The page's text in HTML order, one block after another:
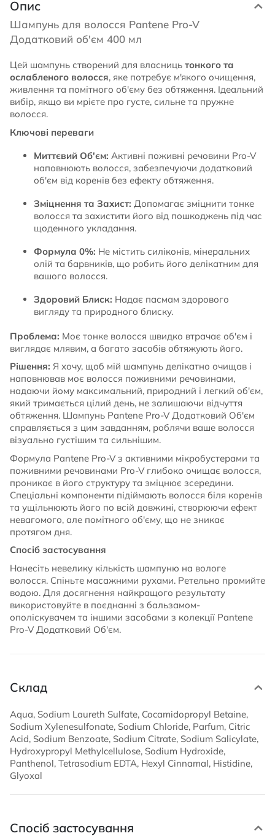
Опис
Шампунь для волосся Pantene Pro-V
Додатковий об'єм 400 мл
Цей шампунь створений для власниць тонкого та
ослабленого волосся, яке потребує м'якого очищення,
живлення та помітного об'єму без обтяження. Ідеальний
вибір, якщо ви мрієте про густе, сильне та пружне
волосся.
Ключові переваги
Миттєвий Об'єм: Активні поживні речовини Pro-V
наповнюють волосся, забезпечуючи додатковий
об'єм від коренів без ефекту обтяження.
Зміцнення та Захист: Допомагає зміцнити тонке
волосся та захистити його від пошкоджень під час
щоденного укладання.
Формула 0%: Не містить силіконів, мінеральних
олій та барвників, що робить його делікатним для
вашого волосся.
Здоровий Блиск: Надає пасмам здорового
вигляду та природного блиску.
Проблема: Моє тонке волосся швидко втрачає об'єм і
виглядає млявим, а багато засобів обтяжують його.
Рішення: Я хочу, щоб мій шампунь делікатно очищав і
наповнював моє волосся поживними речовинами,
надаючи йому максимальний, природний і легкий об'єм,
який тримається цілий день, не залишаючи відчуття
обтяження. Шампунь Pantene Pro-V Додатковий Об'єм
справляється з цим завданням, роблячи ваше волосся
візуально густішим та сильнішим.
Формула Pantene Pro-V з активними мікробустерами та
поживними речовинами Pro-V глибоко очищає волосся,
проникає в його структуру та зміцнює зсередини.
Спеціальні компоненти підіймають волосся біля коренів
та ущільнюють його по всій довжині, створюючи ефект
невагомого, але помітного об'єму, що не зникає
протягом дня.
Спосіб застосування
Нанесіть невелику кількість шампуню на вологе
волосся. Спіньте масажними рухами. Ретельно промийте
водою. Для досягнення найкращого результату
використовуйте в поєднанні з бальзамом-
ополіскувачем та іншими засобами з колекції Pantene
Pro-V Додатковий Об'єм.
Склад
Aqua, Sodium Laureth Sulfate, Cocamidopropyl Betaine,
Sodium Xylenesulfonate, Sodium Chloride, Parfum, Citric
Acid, Sodium Benzoate, Sodium Citrate, Sodium Salicylate,
Hydroxypropyl Methylcellulose, Sodium Hydroxide,
Panthenol, Tetrasodium EDTA, Hexyl Cinnamal, Histidine,
Glyoxal
Спосіб застосування